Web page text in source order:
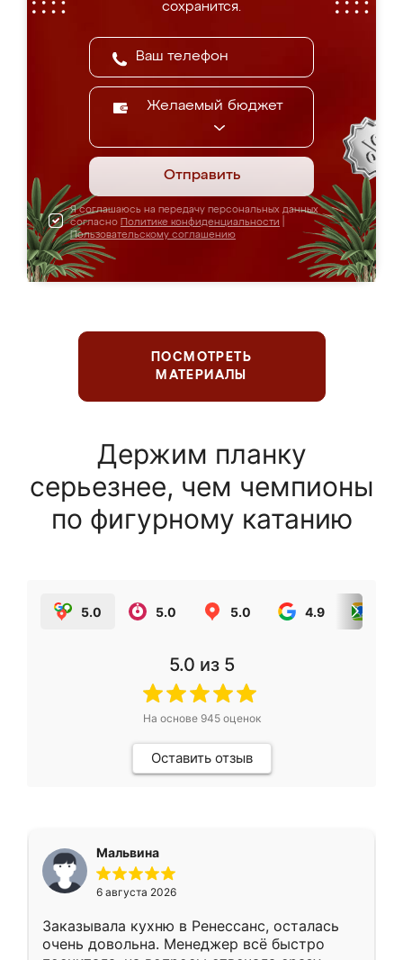
сохранится.
Желаемый бюджет
Отправить
Я соглашаюсь на передачу персональных данных
согласно Политике конфиденциальности
Пользовательскому соглашению
ПОСМОТРЕТЬ
МАТЕРИАЛЫ
Держим планку
серьезнее, чем чемпионы
по фигурному катанию
5.0 5.0 5.0 4.9
5.0 из 5
На основе 945оценок
Оставить отзыв
Мальвина
6 августа 2026
Заказывала кухню в Ренессанс, осталась
очень довольна. Менеджер всё быстро